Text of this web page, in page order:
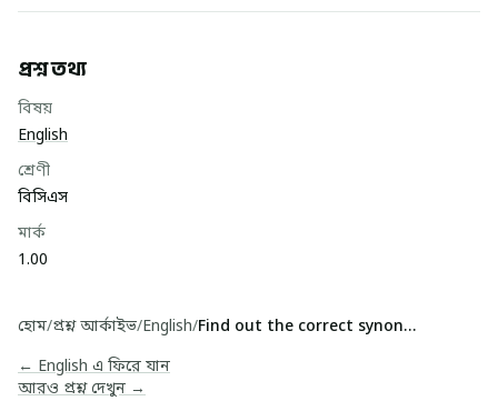
প্রশ্ন তথ্য
বিষয়
English
শ্রেণী
বিসিএস
মার্ক
1.00
হোম/প্রশ্ন আর্কাইভ/English/
Find out the correct synonym of 'IMPERTINENT'-
← English এ ফিরে যান
আরও প্রশ্ন দেখুন →